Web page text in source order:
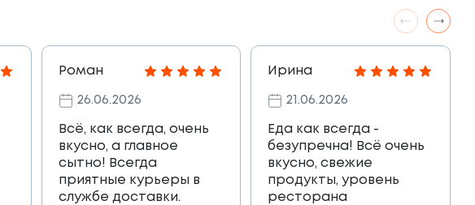
Роман
26.06.2026
Всё, как всегда, очень
вкусно, а главное
сытно! Всегда
приятные курьеры в
службе доставки.
Ирина
21.06.2026
Еда как всегда -
безупречна! Всё очень
вкусно, свежие
продукты, уровень
ресторана